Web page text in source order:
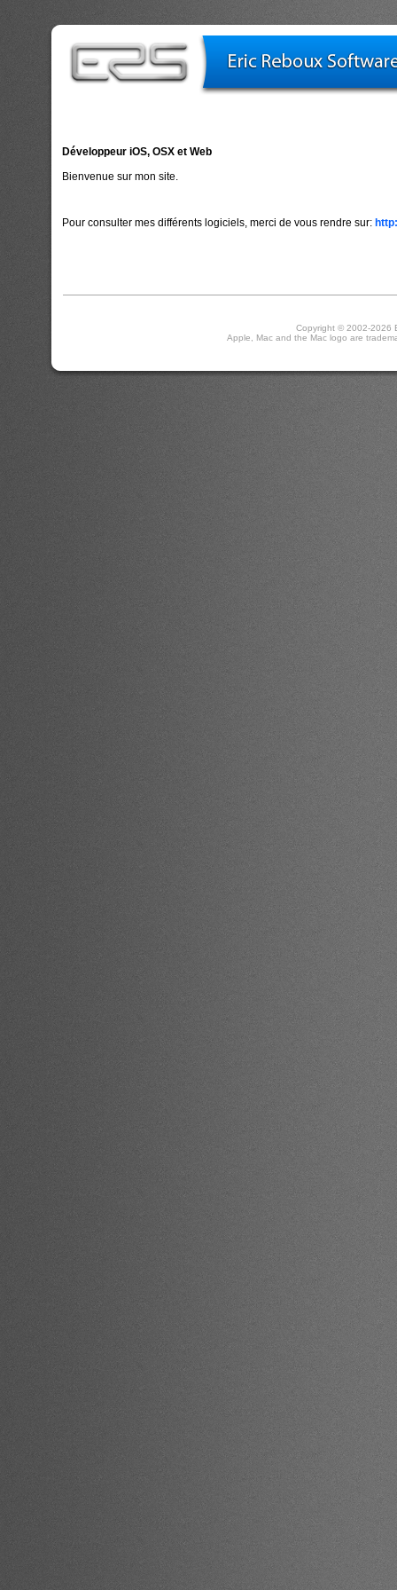
Développeur iOS, OSX et Web
Bienvenue sur mon site.
Pour consulter mes différents logiciels, merci de vous rendre sur:
Copyright © 2002-2026
Apple, Mac and the Mac logo are